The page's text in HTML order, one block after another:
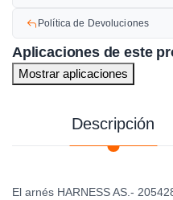
Política de Devoluciones
Aplicaciones de este
Mostrar aplicaciones
Descripción
El arnés HARNESS AS.-